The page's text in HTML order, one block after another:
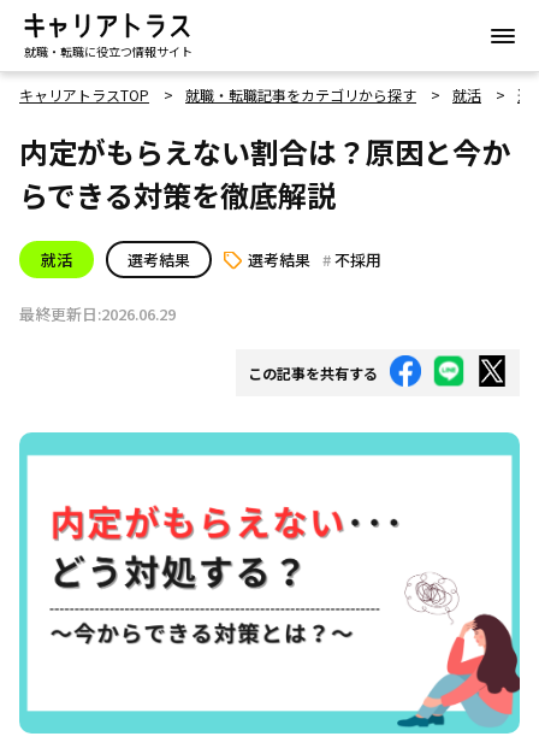
就職・転職に役立つ情報サイト
キャリアトラスTOP 就職・転職記事をカテゴリから探す 就活 選
内定がもらえない割合は？原因と今か
らできる対策を徹底解説
就活 選考結果 選考結果 不採用
最終更新日:2026.06.29
この記事を共有する